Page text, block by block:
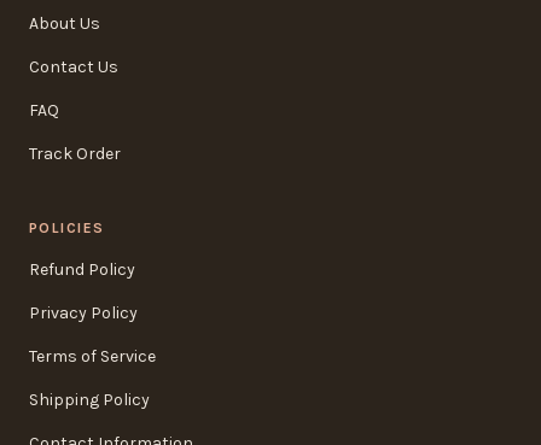
About Us
Contact Us
FAQ
Track Order
POLICIES
Refund Policy
Privacy Policy
Terms of Service
Shipping Policy